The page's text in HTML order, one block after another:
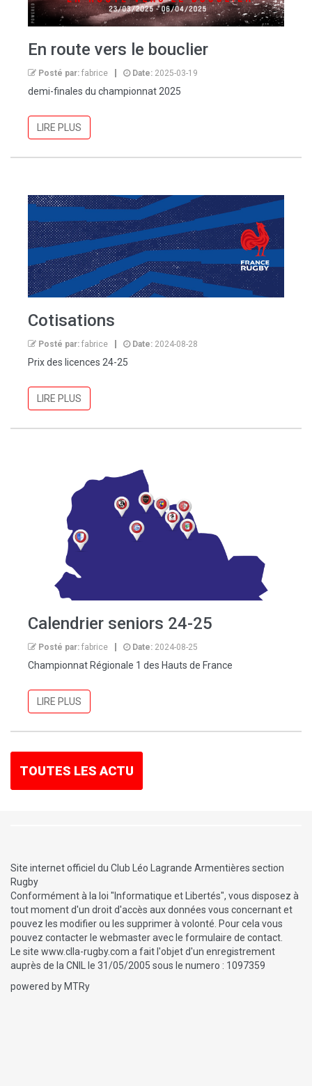
En route vers le bouclier
Posté par: fabrice Date: 2025-03-19
demi-finales du championnat 2025
LIRE PLUS
Cotisations
Posté par: fabrice Date: 2024-08-28
Prix des licences 24-25
LIRE PLUS
Calendrier seniors 24-25
Posté par: fabrice Date: 2024-08-25
Championnat Régionale 1 des Hauts de France
LIRE PLUS
TOUTES LES ACTU
Site internet officiel du Club Léo Lagrande Armentières section
Rugby
Conformément à la loi "Informatique et Libertés", vous disposez à
tout moment d'un droit d'accès aux données vous concernant et
pouvez les modifier ou les supprimer à volonté. Pour cela vous
pouvez contacter le webmaster avec le formulaire de contact.
Le site www.clla-rugby.com a fait l'objet d'un enregistrement
auprès de la CNIL le 31/05/2005 sous le numero : 1097359
powered by MTRy